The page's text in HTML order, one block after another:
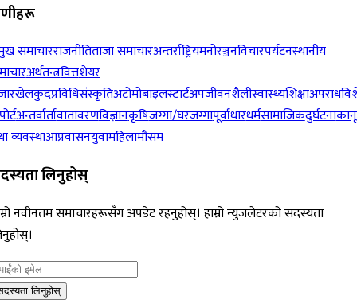
समाचारराजनीतिताजा समाचारअन्तर्राष्ट्रियमनोरञ्जनविचारपर्यटनस्थानीय
अर्थतन्त्रवित्तशेयर
खेलकुदप्रविधिसंस्कृतिअटोमोबाइलस्टार्टअपजीवनशैलीस्वास्थ्यशिक्षाअपराध
अन्तर्वार्तावातावरणविज्ञानकृषिजग्गा/घरजग्गापूर्वाधारधर्मसामाजिकदुर्घटना
व्यवस्थाआप्रवासनयुवामहिलामौसम
लिनुहोस्
नवीनतम समाचारहरूसँग अपडेट रहनुहोस्। हाम्रो न्युजलेटरको सदस्यता
लिनुहोस्